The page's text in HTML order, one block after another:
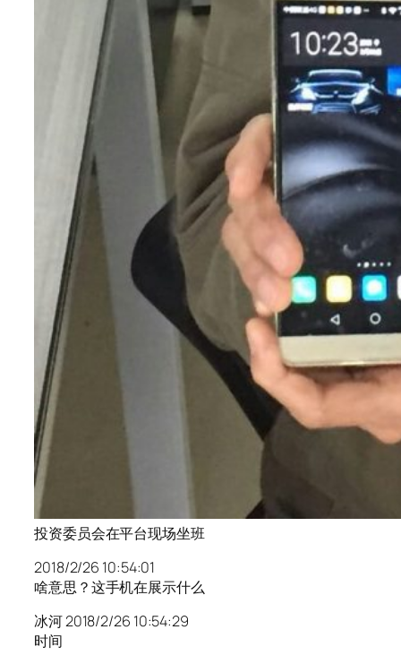
投资委员会在平台现场坐班
2018/2/26 10:54:01
啥意思？这手机在展示什么
冰河 2018/2/26 10:54:29
时间